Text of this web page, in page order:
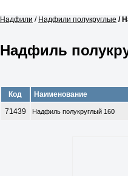
Надфили / Надфили полукруглые /
Надфиль
Код
Наименование
71439
Надфиль полукруглый 160